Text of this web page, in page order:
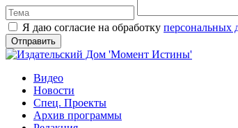
Я даю согласие на обработку персональных
Видео
Новости
Спец. Проекты
Архив программы